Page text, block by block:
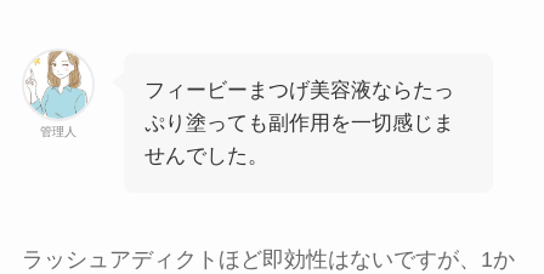
管理人
フィービーまつげ美容液ならたっ
ぷり塗っても副作用を一切感じま
せんでした。
ラッシュアディクトほど即効性はないですが、1か